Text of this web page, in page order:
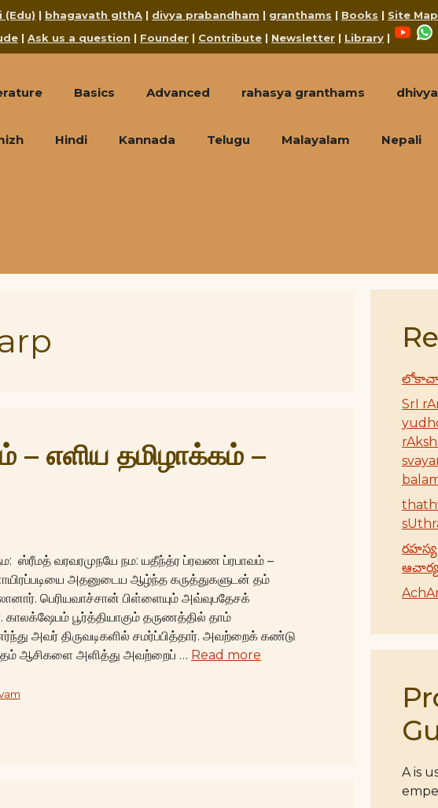
(Edu) | bhagavath gIthA | divya prabandham | granthams | Books | Site Map
| Ask us a question | Founder | Contribute | Newsletter | Library |
Basics Advanced rahasya granthams
Hindi Kannada Telugu Malayalam Nepali
எளிய தமிழாக்கம் –
ஸ்ரீமத் வரவரமுநயே நம: யதீந்த்ர ப்ரவண ப்ரபாவம் –
அதனுடைய ஆழ்ந்த கருத்துகளுடன் தம்
பெரியவாச்சான் பிள்ளையும் அவ்வுபதேசக்
பூர்த்தியாகும் தருணத்தில் தாம்
அவர் திருவடிகளில் சமர்ப்பித்தார். அவற்றைக் கண்டு
ஆசிகளை அளித்து அவற்றைப் … Read more
SrI
A is